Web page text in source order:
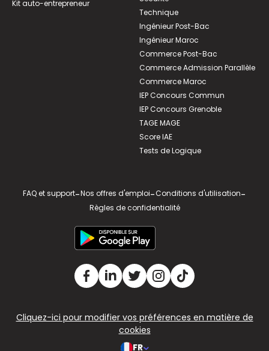
Kit auto-entrepreneur
Technique
Ingénieur Post-Bac
Ingénieur Maroc
Commerce Post-Bac
Commerce Admission Parallèle
Commerce Maroc
IEP Concours Commun
IEP Concours Grenoble
TAGE MAGE
Score IAE
Tests de Logique
FAQ et support-Nos offres d'emploi-Conditions d'utilisation-
Règles de confidentialité
Cliquez-ici pour modifier vos préférences en matière de
cookies
FR